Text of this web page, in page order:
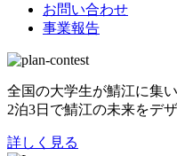
お問い合わせ
事業報告
全国の大学生が鯖江に集い
2泊3日で鯖江の未来をデ
詳しく見る